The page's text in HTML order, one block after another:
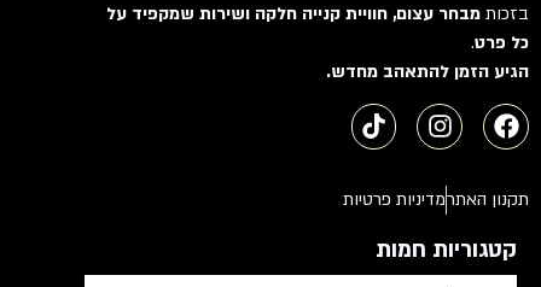
בזכותמבחר עצום, חוויית קנייה חלקה ושירות שמקפיד על
כל פרט.
הגיע הזמן להתאהב מחדש.
תקנון האתרמדיניות פרטיות
קטגוריות חמות